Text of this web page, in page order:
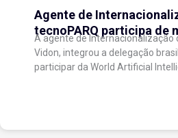
Agente de
tecnoPARQ participa de
internacional na China e
com o ecossistema de
A agente de Internacionalização
Vidon, integrou a delegação
participar da World Artificial